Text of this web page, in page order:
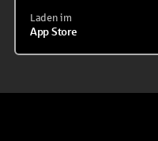
Laden im
App Store